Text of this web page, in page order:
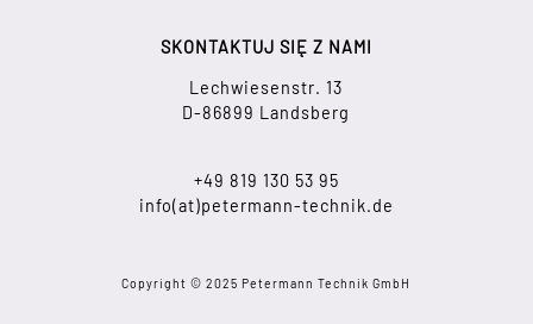
SKONTAKTUJ SIĘ Z NAMI
Lechwiesenstr. 13
D-86899 Landsberg
+49 819 130 53 95
info(at)petermann-technik.de
Copyright © 2025 Petermann Technik GmbH